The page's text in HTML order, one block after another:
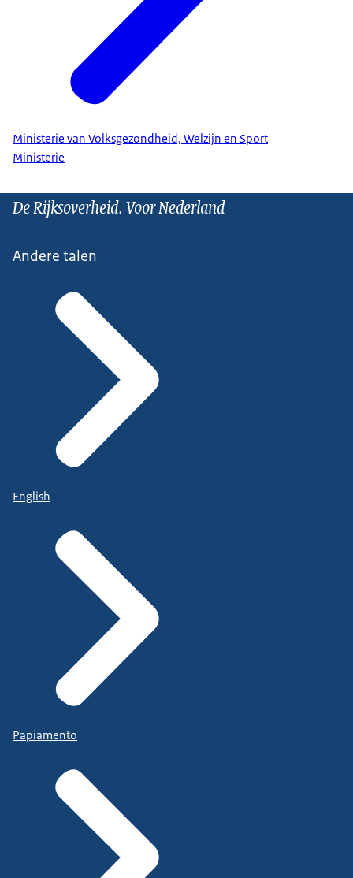
Ministerie van Volksgezondheid, Welzijn en Sport
Ministerie
De Rijksoverheid. Voor Nederland
Andere talen
English
Papiamento